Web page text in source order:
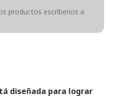
productos escríbenos a
diseñada para lograr